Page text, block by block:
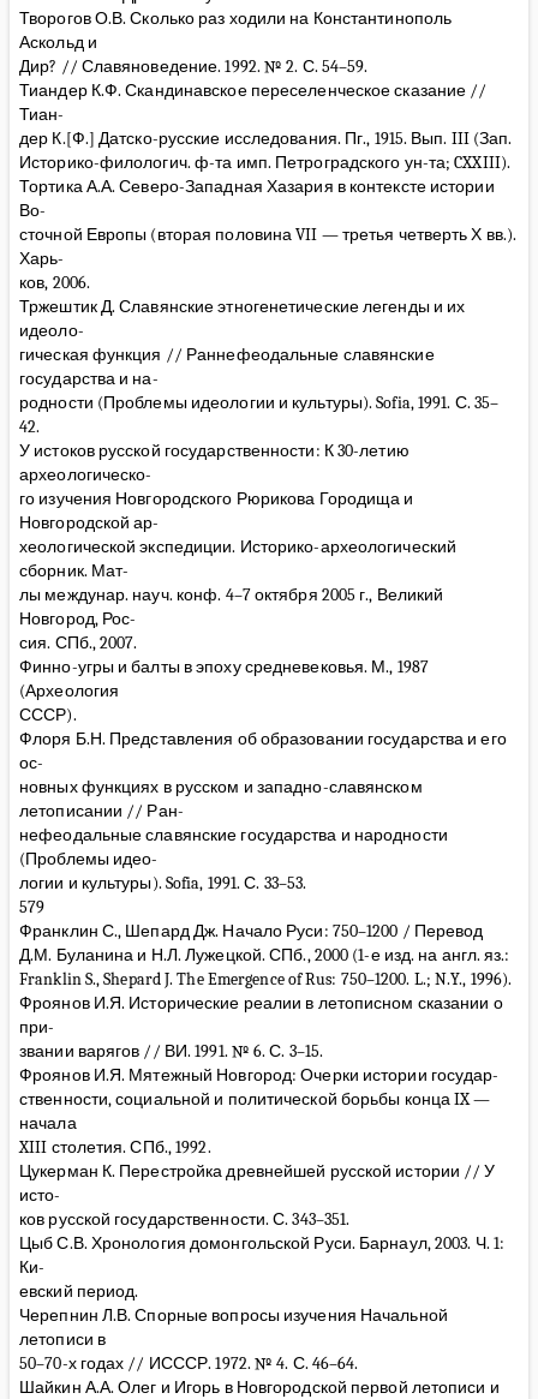
Творогов О.В. Сколько раз ходили на Константинополь
Аскольд и
Дир? // Славяноведение. 1992. № 2. С. 54–59.
Тиандер К.Ф. Скандинавское переселенческое сказание //
Тиан-
дер К.[Ф.] Датско-русские исследования. Пг., 1915. Вып. III (Зап.
Историко-филологич. ф-та имп. Петроградского ун-та; CXXIII).
Тортика А.А. Северо-Западная Хазария в контексте истории
Во-
сточной Европы (вторая половина VII — третья четверть Х вв.).
Харь-
ков, 2006.
Тржештик Д. Славянские этногенетические легенды и их
идеоло-
гическая функция // Раннефеодальные славянские
государства и на-
родности (Проблемы идеологии и культуры). Sofia, 1991. С. 35–
42.
У истоков русской государственности: К 30-летию
археологическо-
го изучения Новгородского Рюрикова Городища и
Новгородской ар-
хеологической экспедиции. Историко-археологический
сборник. Мат-
лы междунар. науч. конф. 4–7 октября 2005 г., Великий
Новгород, Рос-
сия. СПб., 2007.
Финно-угры и балты в эпоху средневековья. М., 1987
(Археология
СССР).
Флоря Б.Н. Представления об образовании государства и его
ос-
новных функциях в русском и западно-славянском
летописании // Ран-
нефеодальные славянские государства и народности
(Проблемы идео-
логии и культуры). Sofia, 1991. С. 33–53.
579
Франклин С., Шепард Дж. Начало Руси: 750–1200 / Перевод
Д.М. Буланина и Н.Л. Лужецкой. СПб., 2000 (1-е изд. на англ. яз.:
Franklin S., Shepard J. The Emergence of Rus: 750–1200. L.; N.Y., 1996).
Фроянов И.Я. Исторические реалии в летописном сказании о
при-
звании варягов // ВИ. 1991. № 6. С. 3–15.
Фроянов И.Я. Мятежный Новгород: Очерки истории государ-
ственности, социальной и политической борьбы конца IX —
начала
XIII столетия. СПб., 1992.
Цукерман К. Перестройка древнейшей русской истории // У
исто-
ков русской государственности. С. 343–351.
Цыб С.В. Хронология домонгольской Руси. Барнаул, 2003. Ч. 1:
Ки-
евский период.
Черепнин Л.В. Спорные вопросы изучения Начальной
летописи в
50–70-х годах // ИСССР. 1972. № 4. С. 46–64.
Шайкин А.А. Олег и Игорь в Новгородской первой летописи и